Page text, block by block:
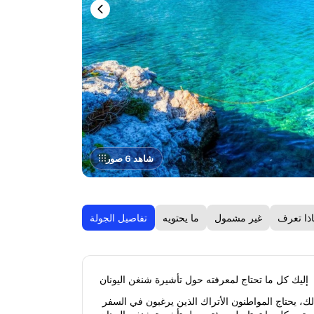
شاهد 6 صور
تفاصيل الجولة ما يحتويه غير مشمول تعرف
إليك كل ما تحتاج لمعرفته حول تأشيرة شنغن اليونان